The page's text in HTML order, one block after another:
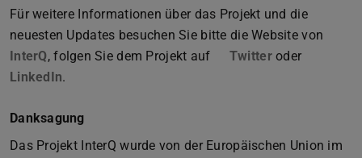
Für weitere Informationen über das Projekt und die
neuesten Updates besuchen Sie bitte die Website von
InterQ, folgen Sie dem Projekt auf Twitteroder
LinkedIn.
Danksagung
Das Projekt InterQ wurde von der Europäischen Union im